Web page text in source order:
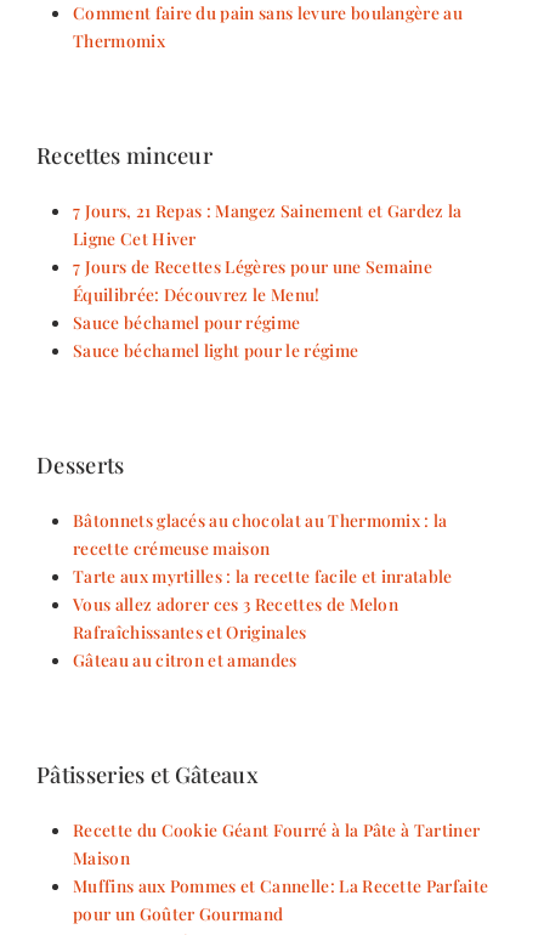
Comment faire du pain sans levure boulangère au
Thermomix
Recettes minceur
7 Jours, 21 Repas : Mangez Sainement et Gardez la
Ligne Cet Hiver
7 Jours de Recettes Légères pour une Semaine
Équilibrée: Découvrez le Menu!
Sauce béchamel pour régime
Sauce béchamel light pour le régime
Desserts
Bâtonnets glacés au chocolat au Thermomix : la
recette crémeuse maison
Tarte aux myrtilles : la recette facile et inratable
Vous allez adorer ces 3 Recettes de Melon
Rafraîchissantes et Originales
Gâteau au citron et amandes
Pâtisseries et Gâteaux
Recette du Cookie Géant Fourré à la Pâte à Tartiner
Maison
Muffins aux Pommes et Cannelle: La Recette Parfaite
pour un Goûter Gourmand